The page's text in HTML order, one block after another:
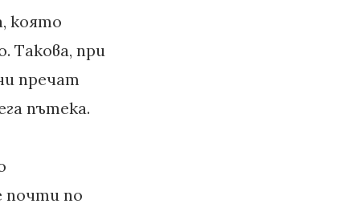
която
Такова, при
пречат
пътека.
почти по